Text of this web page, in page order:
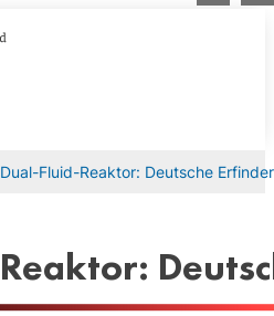
Dual-Fluid-Reaktor: Deutsche